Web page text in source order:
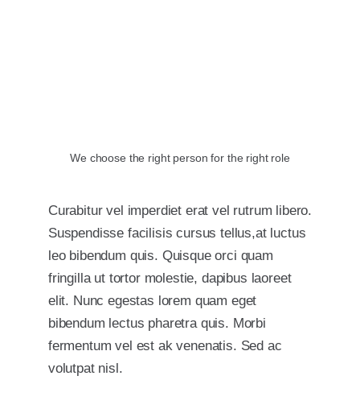
We choose the right person for the right role
Curabitur vel imperdiet erat vel rutrum libero.
Suspendisse facilisis cursus tellus,at luctus
leo bibendum quis. Quisque orci quam
fringilla ut tortor molestie, dapibus laoreet
elit. Nunc egestas lorem quam eget
bibendum lectus pharetra quis. Morbi
fermentum vel est ak venenatis. Sed ac
volutpat nisl.